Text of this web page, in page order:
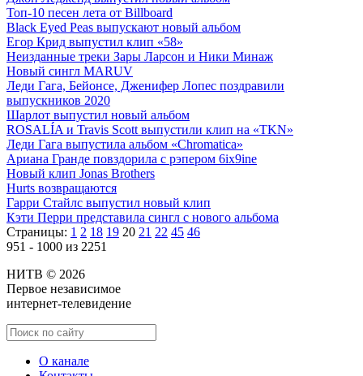
Топ-10 песен лета от Billboard
Black Eyed Peas выпускают новый альбом
Егор Крид выпустил клип «58»
Неизданные треки Зары Ларсон и Ники Минаж
Новый сингл MARUV
Леди Гага, Бейонсе, Дженифер Лопес поздравили
выпускников 2020
Шарлот выпустил новый альбом
ROSALÍA и Travis Scott выпустили клип на «TKN»
Леди Гага выпустила альбом «Chromatica»
Ариана Гранде повздорила с рэпером 6ix9ine
Новый клип Jonas Brothers
Hurts возвращаются
Гарри Стайлс выпустил новый клип
Кэти Перри представила сингл с нового альбома
Страницы: 1 2 18 19 20 21 22 45 46
951 - 1000 из 2251
НИТВ © 2026
Первое независимое
интернет-телевидение
О канале